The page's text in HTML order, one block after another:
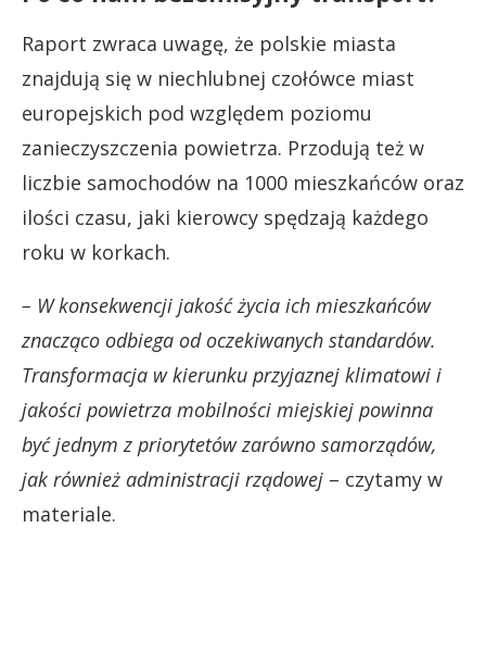
Raport zwraca uwagę, że polskie miasta
znajdują się w niechlubnej czołówce miast
europejskich pod względem poziomu
zanieczyszczenia powietrza. Przodują też w
liczbie samochodów na 1000 mieszkańców oraz
ilości czasu, jaki kierowcy spędzają każdego
roku w korkach.
– W konsekwencji jakość życia ich mieszkańców
znacząco odbiega od oczekiwanych standardów.
Transformacja w kierunku przyjaznej klimatowi i
jakości powietrza mobilności miejskiej powinna
być jednym z priorytetów zarówno samorządów,
jak również administracji rządowej – czytamy w
materiale.